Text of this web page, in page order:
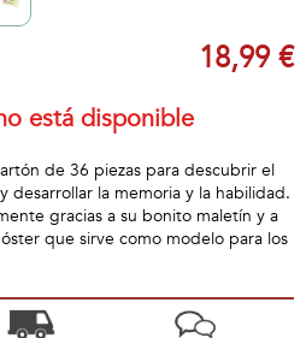
18,99 €
está disponible
de 36 piezas para descubrir el
desarrollar la memoria y la habilidad.
gracias a su bonito maletín y a
que sirve como modelo para los